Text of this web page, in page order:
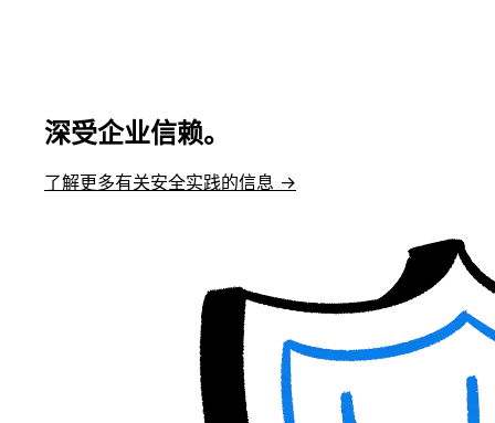
深受企业信赖。
了解更多有关安全实践的信息 →